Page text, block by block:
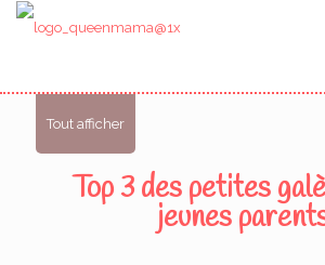
Tout afficher
Top 3 des petites
jeunes